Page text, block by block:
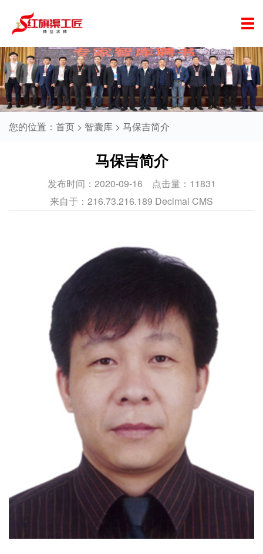
您的位置： 首页 > 智囊库 > 马保吉简介
马保吉简介
发布时间： 2020-09-16 点击量： 11831
来自于： 216.73.216.189 Decimal CMS